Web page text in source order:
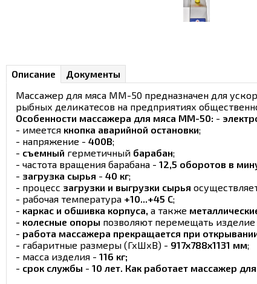
Описание
Документы
Массажер для мяса ММ-50 предназначен для
рыбных деликатесов на предприятиях
Особенности массажера для мяса ММ-50: -
- имеется кнопка аварийной остановки;
- напряжение - 400В;
- съемный герметичный барабан;
- частота вращения барабана - 12,5 оборотов в
- загрузка сырья - 40 кг;
- процесс загрузки и выгрузки сырья
- рабочая температура +10...+45 С;
- каркас и обшивка корпуса, а также
- колесные опоры позволяют перемещать изделие
- работа массажера прекращается при
- габаритные размеры (ГхШхВ) - 917х788х1131 мм;
- масса изделия - 116 кг;
- срок службы - 10 лет. Как работает массажер